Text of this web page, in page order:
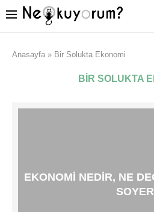
Anasayfa » Bir Solukta Ekonomi
BIR SOLUKTA
EKONOMI NEDIR, NE
SOYER